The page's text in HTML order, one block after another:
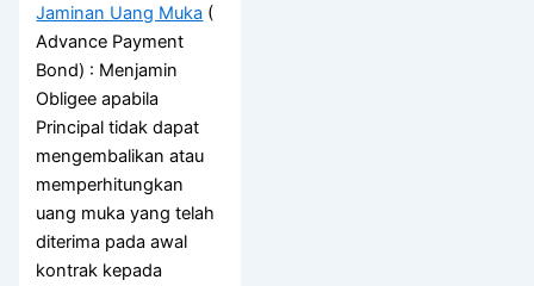
Jaminan Uang Muka (
Advance Payment
Bond) : Menjamin
Obligee apabila
Principal tidak dapat
mengembalikan atau
memperhitungkan
uang muka yang telah
diterima pada awal
kontrak kepada